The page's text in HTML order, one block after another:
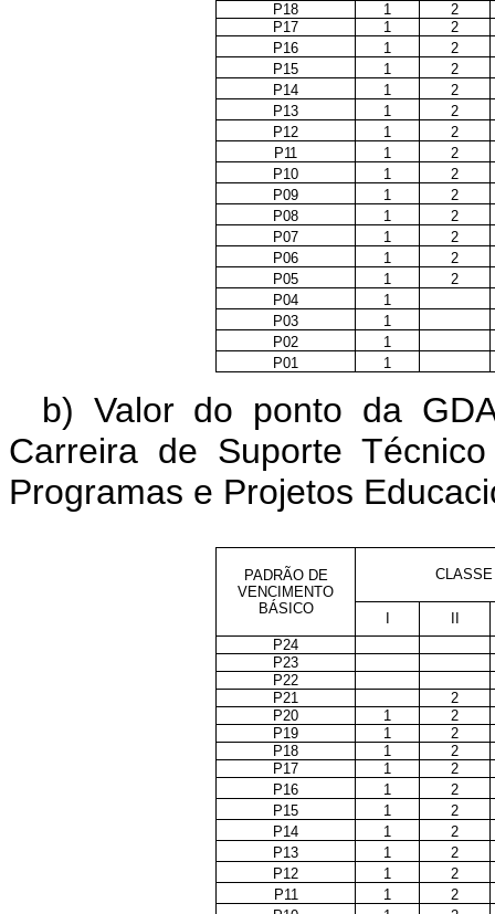
P18
1
2
P17
1
2
P16
1
2
P15
1
2
P14
1
2
P13
1
2
P12
1
2
P11
1
2
P10
1
2
P09
1
2
P08
1
2
P07
1
2
P06
1
2
P05
1
2
P04
1
P03
1
P02
1
P01
1
b) Valor do ponto da
Carreira de Suporte
Programas e Projetos
PADRÃO DE
VENCIMENTO
BÁSICO
P24
P23
P22
P21
2
P20
1
2
P19
1
2
P18
1
2
P17
1
2
P16
1
2
P15
1
2
P14
1
2
P13
1
2
P12
1
2
P11
1
2